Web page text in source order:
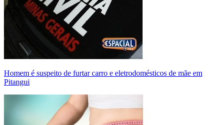
Homem é suspeito de furtar carro e eletrodomésticos de mãe em
Pitangui